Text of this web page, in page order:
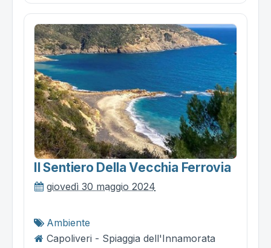
Il Sentiero Della Vecchia Ferrovia
giovedì 30 maggio 2024
Ambiente
Capoliveri - Spiaggia dell'Innamorata